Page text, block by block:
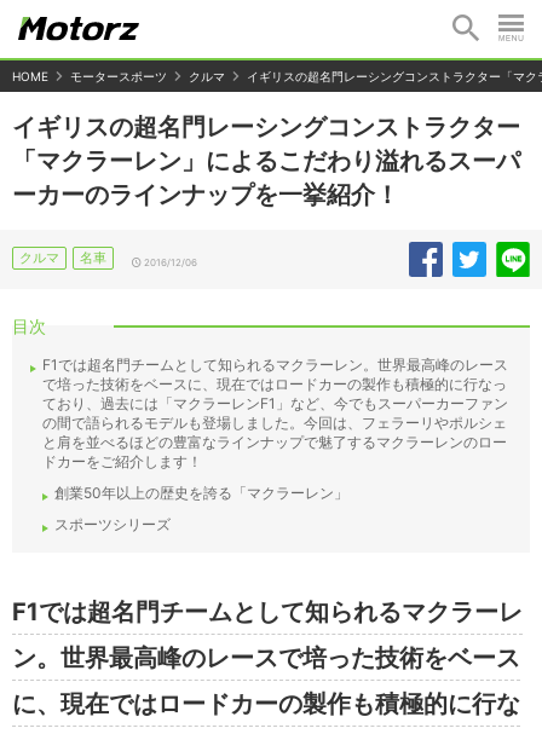
HOME モータースポーツ クルマ イギリスの超名門レーシングコンストラクター「マ
イギリスの超名門レーシングコンストラクター
「マクラーレン」によるこだわり溢れるスーパ
ーカーのラインナップを一挙紹介！
クルマ 名車 2016/12/06
目次
F1では超名門チームとして知られるマクラーレン。世界最高峰のレース
で培った技術をベースに、現在ではロードカーの製作も積極的に行なっ
ており、過去には「マクラーレンF1」など、今でもスーパーカーファン
の間で語られるモデルも登場しました。今回は、フェラーリやポルシェ
と肩を並べるほどの豊富なラインナップで魅了するマクラーレンのロー
ドカーをご紹介します！
創業50年以上の歴史を誇る「マクラーレン」
スポーツシリーズ
F1では超名門チームとして知られるマクラーレ
ン。世界最高峰のレースで培った技術をベース
に、現在ではロードカーの製作も積極的に行な